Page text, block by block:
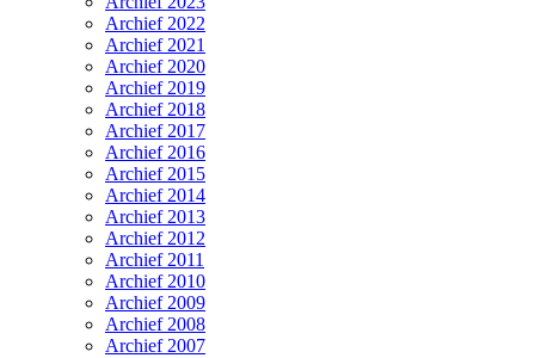
Archief 2022
Archief 2021
Archief 2020
Archief 2019
Archief 2018
Archief 2017
Archief 2016
Archief 2015
Archief 2014
Archief 2013
Archief 2012
Archief 2011
Archief 2010
Archief 2009
Archief 2008
Archief 2007